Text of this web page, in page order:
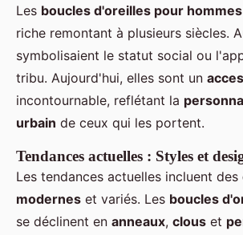
Les boucles d'oreilles pour hommes
riche remontant à plusieurs siècles.
symbolisaient le statut social ou
tribu. Aujourd'hui, elles sont un
incontournable, reflétant la
urbain de ceux qui les portent.
Tendances actuelles : Styles et
Les tendances actuelles incluent des
modernes et variés. Les boucles
se déclinent en anneaux, clous et